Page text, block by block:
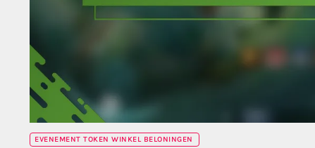
EVENEMENT TOKEN WINKEL BELONINGEN